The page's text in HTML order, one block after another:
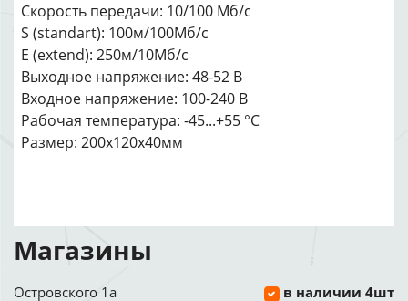
Скорость передачи: 10/100 Мб/с
S (standart): 100м/100Мб/с
E (extend): 250м/10Мб/с
Выходное напряжение: 48-52 В
Входное напряжение: 100-240 В
Рабочая температура: -45...+55 °C
Размер: 200х120х40мм
Магазины
Островского 1а в наличии 4шт